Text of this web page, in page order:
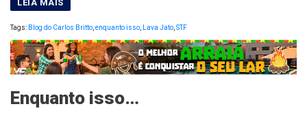
Tags: Blog do Carlos Britto,enquanto isso, Lava Jato,STF
Enquanto isso…